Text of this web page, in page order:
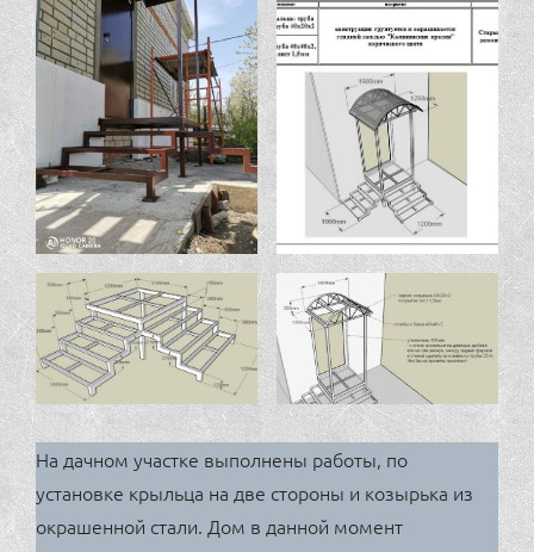
На дачном участке выполнены работы, по
установке крыльца на две стороны и козырька из
окрашенной стали. Дом в данной момент